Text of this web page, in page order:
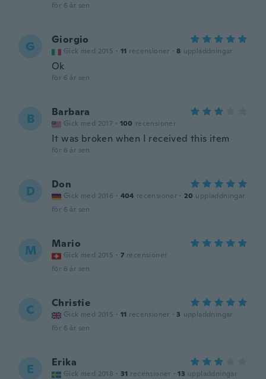
för 6 år sen
G Giorgio
Gick med 2015 · 11 recensioner · 8 uppladdningar
Ok
för 6 år sen
B Barbara
Gick med 2017 · 100 recensioner
It was broken when I received this item
för 6 år sen
D Don
Gick med 2016 · 404 recensioner · 20 uppladdningar
för 6 år sen
M Mario
Gick med 2015 · 7 recensioner
för 6 år sen
C Christie
Gick med 2015 · 11 recensioner · 3 uppladdningar
för 6 år sen
E Erika
Gick med 2018 · 31 recensioner · 13 uppladdningar